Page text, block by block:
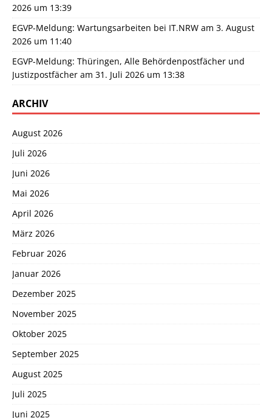
2026 um 13:39
EGVP-Meldung: Wartungsarbeiten bei IT.NRW am 3. August
2026 um 11:40
EGVP-Meldung: Thüringen, Alle Behördenpostfächer und
Justizpostfächer am 31. Juli 2026 um 13:38
ARCHIV
August 2026
Juli 2026
Juni 2026
Mai 2026
April 2026
März 2026
Februar 2026
Januar 2026
Dezember 2025
November 2025
Oktober 2025
September 2025
August 2025
Juli 2025
Juni 2025